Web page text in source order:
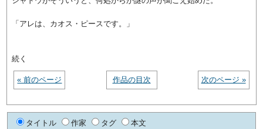
「アレは、カオス・ピースです。」
続く
« 前のページ 次のページ »
作品の目次
タイトル 作家 タグ 本文